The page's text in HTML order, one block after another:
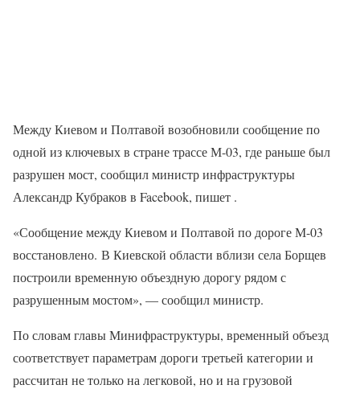
Между Киевом и Полтавой возобновили сообщение по
одной из ключевых в стране трассе М-03, где раньше был
разрушен мост, сообщил министр инфраструктуры
Александр Кубраков в Facebook, пишет .
«Сообщение между Киевом и Полтавой по дороге М-03
восстановлено. В Киевской области вблизи села Борщев
построили временную объездную дорогу рядом с
разрушенным мостом», — сообщил министр.
По словам главы Минифраструктуры, временный объезд
соответствует параметрам дороги третьей категории и
рассчитан не только на легковой, но и на грузовой